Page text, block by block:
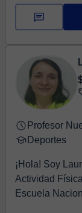
Profesor
Deportes
¡Hola! Soy
Actividad
Escuela